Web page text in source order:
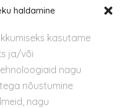
haldamine
kasutame
ja/või
nagu
nõustumine
nagu